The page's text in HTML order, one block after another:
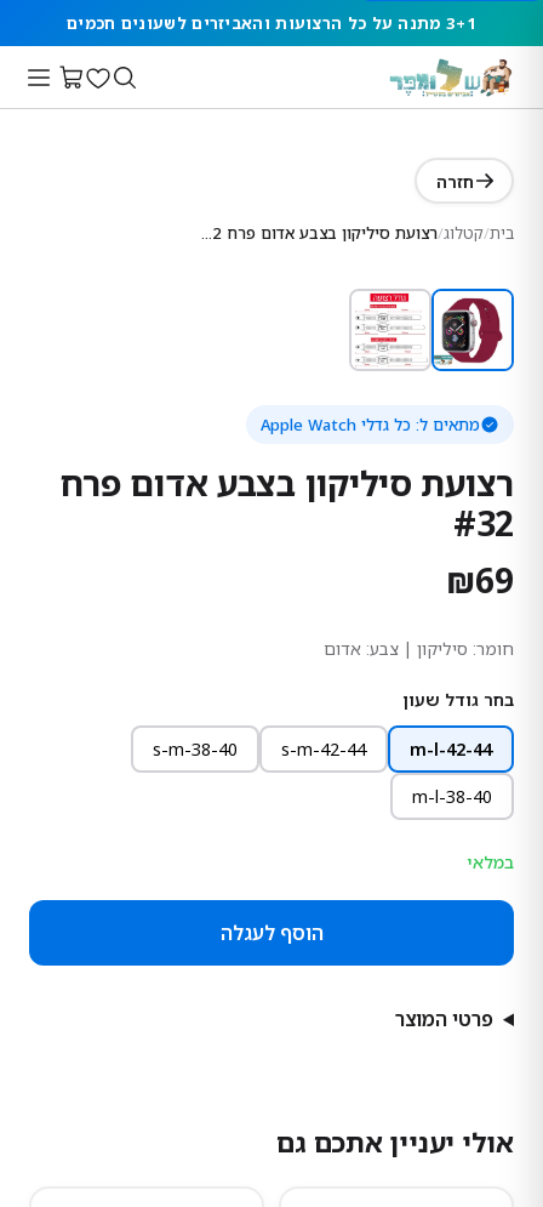
3+1 מתנה על כל הרצועות והאביזרים לשעונים חכמים
חזרה
בית/קטלוג/ רצועת סיליקון בצבע אדום פרח #32
מתאים ל: כל גדלי Apple Watch
רצועת סיליקון בצבע אדום פרח
#32
₪69
חומר: סיליקון | צבע: אדום
בחר גודל שעון
m-l-42-44
s-m-42-44
s-m-38-40
m-l-38-40
במלאי
הוסף לעגלה
פרטי המוצר
אולי יעניין אתכם גם